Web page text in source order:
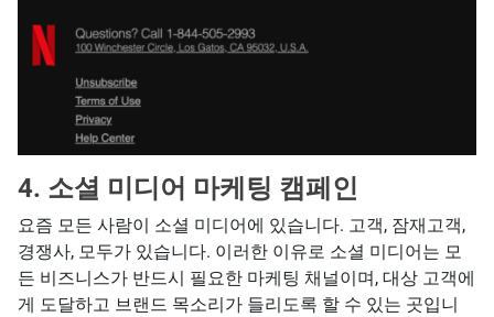
4. 소셜 미디어 마케팅 캠페인
요즘 모든 사람이 소셜 미디어에 있습니다. 고객, 잠재고객,
경쟁사, 모두가 있습니다. 이러한 이유로 소셜 미디어는 모
든 비즈니스가 반드시 필요한 마케팅 채널이며, 대상 고객에
게 도달하고 브랜드 목소리가 들리도록 할 수 있는 곳입니